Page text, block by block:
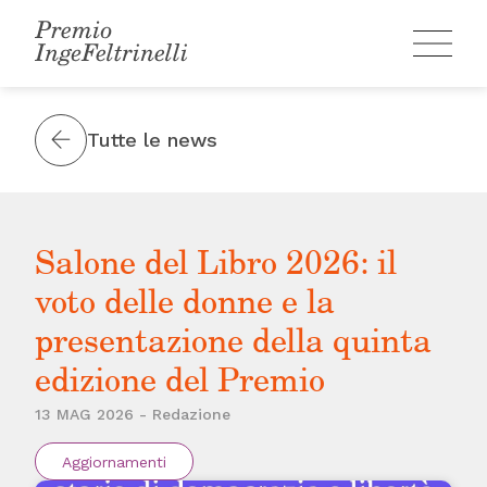
content
Tutte le news
Salone del Libro 2026: il
voto delle donne e la
presentazione della quinta
edizione del Premio
13 MAG 2026 - Redazione
Aggiornamenti